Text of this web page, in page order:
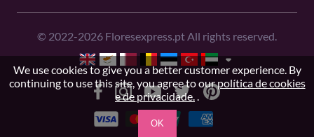
© 2022-2026 Floresexpress.pt All rights reserved.
We use cookies to give you a better customer experience. By
continuing to use this site, you agree to ourpolítica de cookies
e de privacidade..
OK